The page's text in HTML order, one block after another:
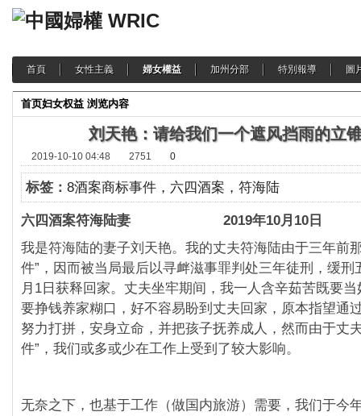
首頁 女性主義 婦女權益 加州分部 特別報導 圖
首页妇女权益 浏览内容
刘天艳：请给我们一个遮风挡雨的立
2019-10-10 04:48 2751 0
标签： 8酒案商标事件，六四酒案，符海陆
六四酒案符海陆妻 2019年10月10日
我是符海陆的妻子刘天艳。我的丈夫符海陆由于三年前
件”，因而被当局最后以寻衅滋事罪判处三年徒刑，缓刑
月1日获释回家。丈夫坐牢期间，我一人含辛茹苦既要
要挣钱养家糊口，好不容易盼到丈夫回家，原本指望通
努力打拼，安身立命，并把孩子抚养成人，然而由于丈
件”，我们或多或少在工作上受到了较大影响。
无奈之下，也基于工作（做国内旅游）需要，我们于今